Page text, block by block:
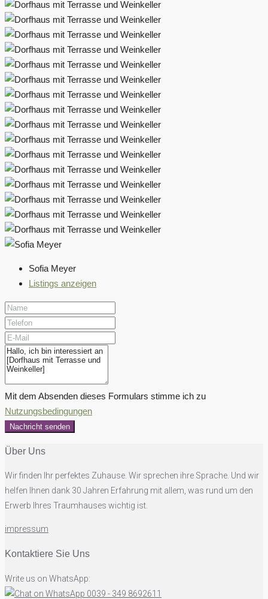
Sofia Meyer
Listings anzeigen
Mit dem Absenden dieses Formulars stimme ich zu
Nutzungsbedingungen
Nachricht senden
Über Uns
Wir finden Ihr perfektes Zuhause. Wir sprechen ihre Sprache. Und wir
helfen Ihnen dank 30 Jahren Erfahrung mit allem, was rund um den
Erwerb Ihres Traumhauses wichtig ist.
impressum
Kontaktiere Sie Uns
Write us on WhatsApp:
0039 - 349 8692611